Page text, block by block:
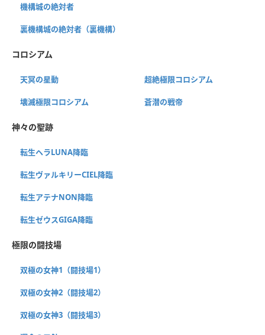
機構城の絶対者
裏機構城の絶対者（裏機構）
コロシアム
天冥の星動 超絶極限コロシアム
壊滅極限コロシアム 蒼潜の戦帝
神々の聖跡
転生ヘラLUNA降臨
転生ヴァルキリーCIEL降臨
転生アテナNON降臨
転生ゼウスGIGA降臨
極限の闘技場
双極の女神1（闘技場1）
双極の女神2（闘技場2）
双極の女神3（闘技場3）